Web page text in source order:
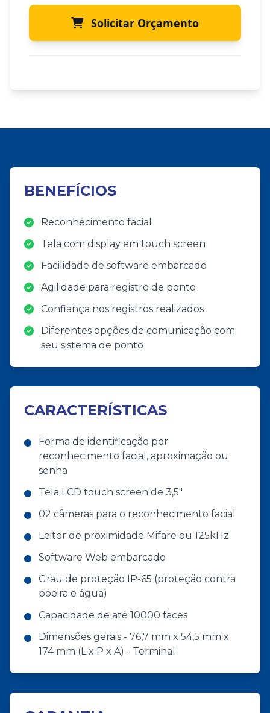
Solicitar Orçamento
BENEFÍCIOS
Reconhecimento facial
Tela com display em touch screen
Facilidade de software embarcado
Agilidade para registro de ponto
Confiança nos registros realizados
Diferentes opções de comunicação com
seu sistema de ponto
CARACTERÍSTICAS
Forma de identificação por
reconhecimento facial, aproximação ou
senha
Tela LCD touch screen de 3,5"
02 câmeras para o reconhecimento facial
Leitor de proximidade Mifare ou 125kHz
Software Web embarcado
Grau de proteção IP-65 (proteção contra
poeira e água)
Capacidade de até 10000 faces
Dimensões gerais - 76,7 mm x 54,5 mm x
174 mm (L x P x A) - Terminal